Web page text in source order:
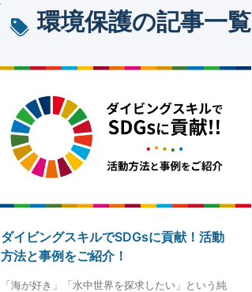
環境保護の記事一覧
ダイビングスキルでSDGsに貢献！活動
方法と事例をご紹介！
「海が好き」「水中世界を探求したい」という純